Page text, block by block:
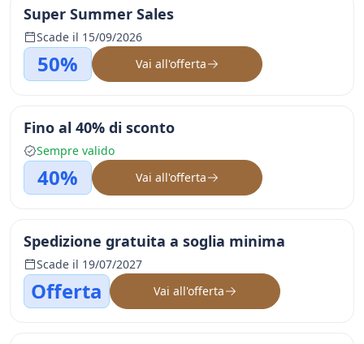
Super Summer Sales
Scade il 15/09/2026
50% Vai all'offerta
Fino al 40% di sconto
Sempre valido
40% Vai all'offerta
Spedizione gratuita a soglia minima
Scade il 19/07/2027
Offerta Vai all'offerta